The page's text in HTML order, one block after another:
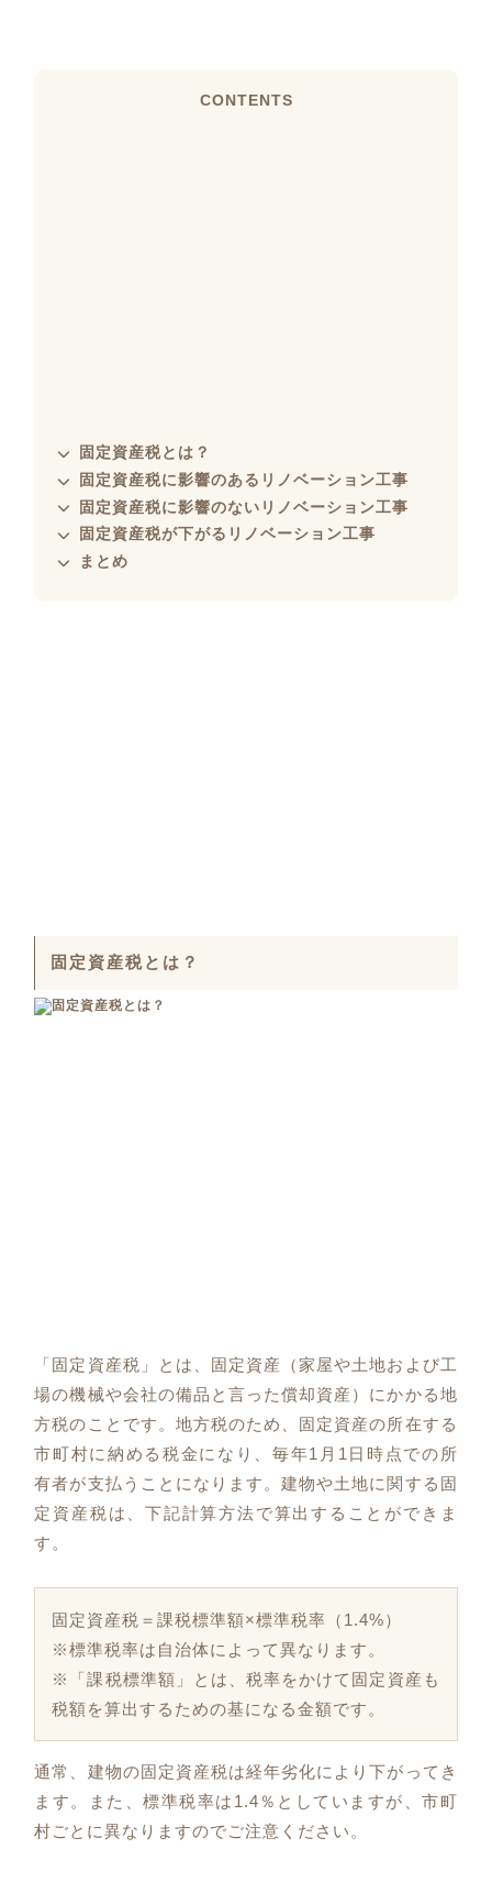
CONTENTS
固定資産税とは？
固定資産税に影響のあるリノベーション工事
固定資産税に影響のないリノベーション工事
固定資産税が下がるリノベーション工事
まとめ
固定資産税とは？
「固定資産税」とは、固定資産（家屋や土地および工
場の機械や会社の備品と言った償却資産）にかかる地
方税のことです。地方税のため、固定資産の所在する
市町村に納める税金になり、毎年1月1日時点での所
有者が支払うことになります。建物や土地に関する固
定資産税は、下記計算方法で算出することができま
す。
固定資産税＝課税標準額×標準税率（1.4%）
※標準税率は自治体によって異なります。
※「課税標準額」とは、税率をかけて固定資産も
税額を算出するための基になる金額です。
通常、建物の固定資産税は経年劣化により下がってき
ます。また、標準税率は1.4％としていますが、市町
村ごとに異なりますのでご注意ください。